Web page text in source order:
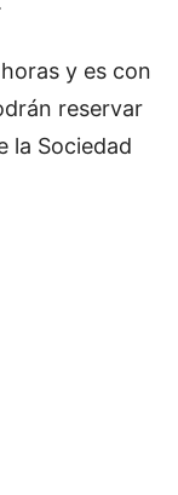
y es con
reservar
la Sociedad